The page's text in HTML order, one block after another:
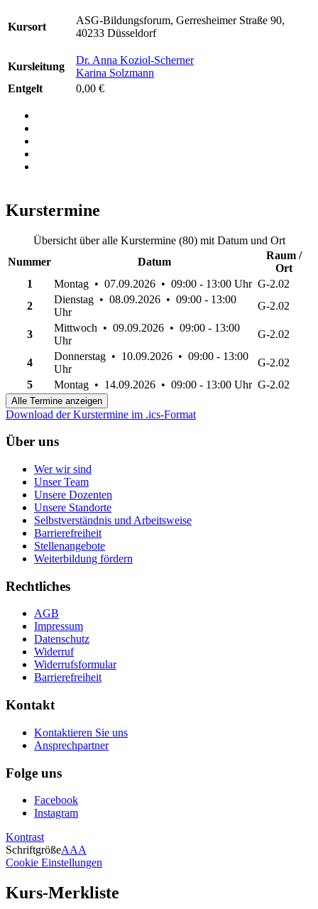
Kursort
ASG-Bildungsforum, Gerresheimer Straße 90,
40233 Düsseldorf
Kursleitung
Dr. Anna Koziol-Scherner
Karina Solzmann
Entgelt
0,00 €
Kurstermine
Übersicht über alle Kurstermine (80) mit Datum und Ort
Nummer
Datum
Raum /
Ort
1
Montag • 07.09.2026 • 09:00 - 13:00 Uhr G-2.02
2
Dienstag • 08.09.2026 • 09:00 - 13:00
Uhr
G-2.02
3
Mittwoch • 09.09.2026 • 09:00 - 13:00
Uhr
G-2.02
4
Donnerstag • 10.09.2026 • 09:00 - 13:00
Uhr
G-2.02
5
Montag • 14.09.2026 • 09:00 - 13:00 Uhr G-2.02
Alle Termine anzeigen
Download der Kurstermine im .ics-Format
Über uns
Wer wir sind
Unser Team
Unsere Dozenten
Unsere Standorte
Selbstverständnis und Arbeitsweise
Barrierefreiheit
Stellenangebote
Weiterbildung fördern
Rechtliches
AGB
Impressum
Datenschutz
Widerruf
Widerrufsformular
Barrierefreiheit
Kontakt
Kontaktieren Sie uns
Ansprechpartner
Folge uns
Facebook
Instagram
Kontrast
SchriftgrößeAAA
Cookie Einstellungen
Kurs-Merkliste